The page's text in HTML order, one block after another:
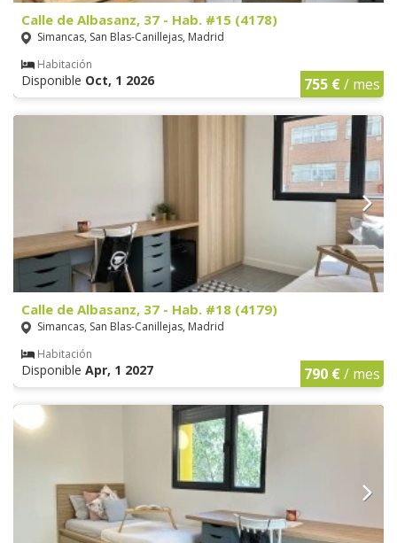
Calle de Albasanz, 37 - Hab. #15 (4178)
Simancas, San Blas-Canillejas, Madrid
Habitación
Disponible Oct, 1 2026 755 €/ mes
Calle de Albasanz, 37 - Hab. #18 (4179)
Simancas, San Blas-Canillejas, Madrid
Habitación
Disponible Apr, 1 2027 790 €/ mes